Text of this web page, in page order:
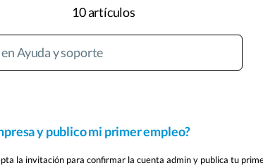
10 artículos
y publico mi primer empleo?
la invitación para confirmar la cuenta admin y publica tu